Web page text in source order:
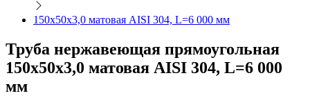
150х50х3,0 матовая AISI 304, L=6 000 мм
Труба нержавеющая прямоугольная
150х50х3,0 матовая AISI 304, L=6 000
мм